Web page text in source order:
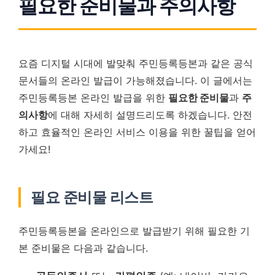
필요한 준비물과 주의사항
요즘 디지털 시대에 발맞춰 주민등록등본과 같은 공식
문서들의 온라인 발급이 가능해졌습니다. 이 글에서는
주민등록등본 온라인 발급을 위한 필요한 준비물과 주
의사항에 대해 자세히 설명드리도록 하겠습니다. 안전
하고 효율적인 온라인 서비스 이용을 위한 꿀팁을 얻어
가세요!
필요 준비물 리스트
주민등록등본을 온라인으로 발급받기 위해 필요한 기
본 준비물은 다음과 같습니다.